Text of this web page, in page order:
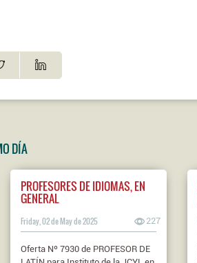
DÍA
PROFESORES DE IDIOMAS, EN
GENERAL
Friday, 02 de May de 2025 227
Oferta Nº 7930 de PROFESOR DE